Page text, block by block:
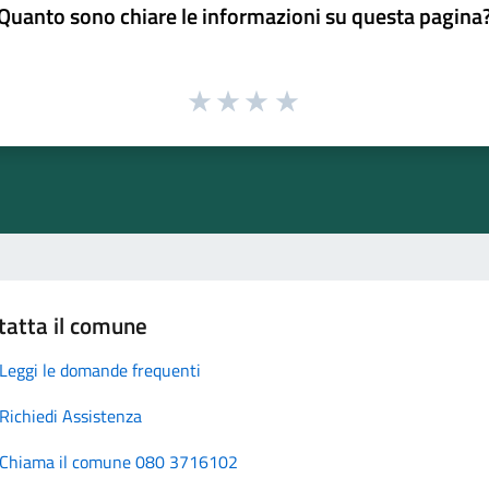
sono chiare le informazioni su questa
il comune
Leggi le domande frequenti
Richiedi Assistenza
Chiama il comune 080 3716102